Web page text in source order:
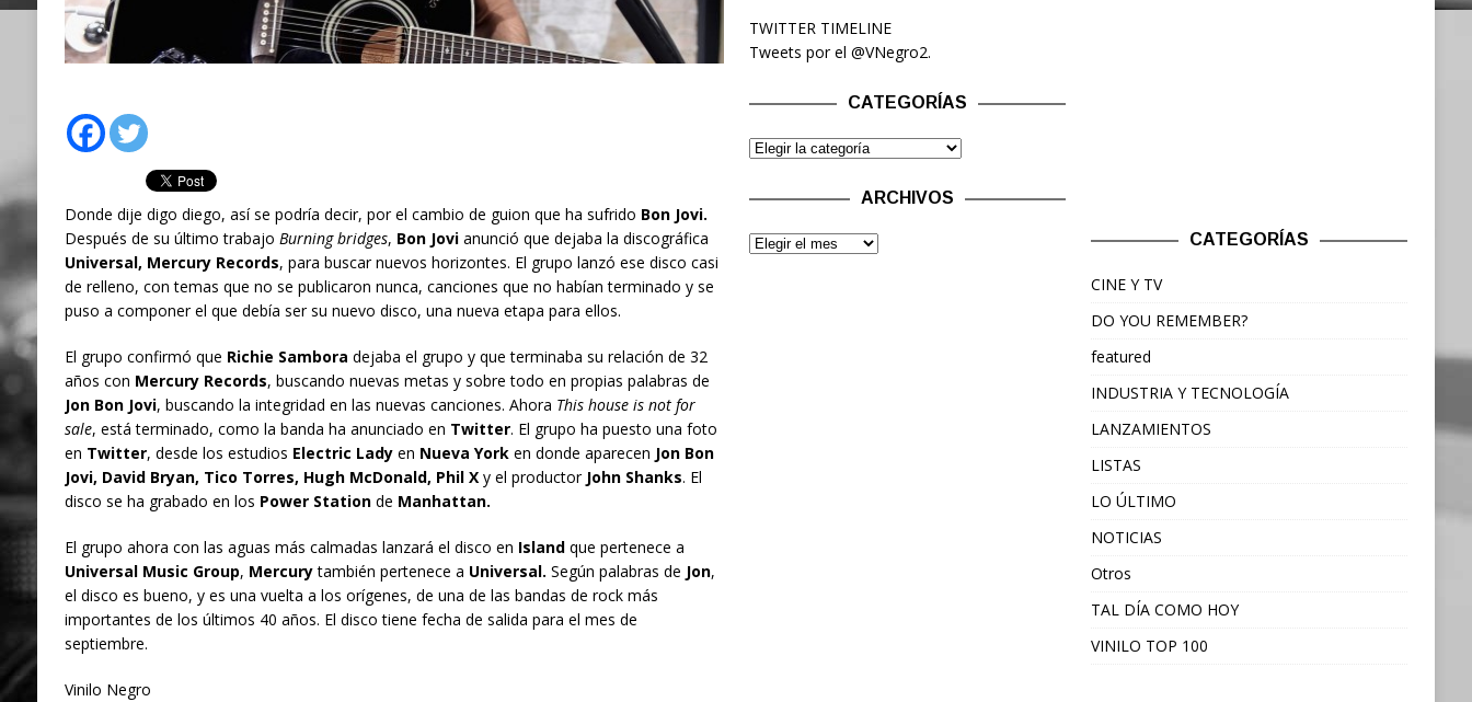
Donde dije digo diego, así se podría decir, por el cambio de guion que ha sufrido Bon Jovi.
Después de su último trabajo Burning bridges, Bon Jovianunció que dejaba la discográfica
Universal, Mercury Records, para buscar nuevos horizontes. El grupo lanzó ese disco casi
de relleno, con temas que no se publicaron nunca, canciones que no habían terminado y se
puso a componer el que debía ser su nuevo disco, una nueva etapa para ellos.
El grupo confirmó que Richie Sambora dejaba el grupo y que terminaba su relación de 32
años con Mercury Records, buscando nuevas metas y sobre todo en propias palabras de
Jon Bon Jovi, buscando la integridad en las nuevas canciones. Ahora This house is not for
sale, está terminado, como la banda ha anunciado en Twitter. El grupo ha puesto una foto
en Twitter, desde los estudios Electric Ladyen Nueva Yorken donde aparecen Jon Bon
Jovi, David Bryan, Tico Torres, Hugh McDonald, Phil Xy el productorJohn Shanks. El
disco se ha grabado en los Power Stationde Manhattan.
El grupo ahora con las aguas más calmadas lanzará el disco en Islandque pertenece a
Universal Music Group, Mercurytambién pertenece a Universal. Según palabras de Jon,
el disco es bueno, y es una vuelta a los orígenes, de una de las bandas de rock más
importantes de los últimos 40 años. El disco tiene fecha de salida para el mes de
septiembre.
Vinilo Negro
TWITTER TIMELINE
Tweets por el @VNegro2.
CATEGORÍAS
ARCHIVOS
CATEGORÍAS
CINE Y TV
DO YOU REMEMBER?
featured
INDUSTRIA Y TECNOLOGÍA
LANZAMIENTOS
LISTAS
LO ÚLTIMO
NOTICIAS
Otros
TAL DÍA COMO HOY
VINILO TOP 100